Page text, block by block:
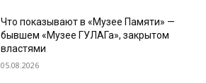
Что показывают в «Музее Памяти» —
бывшем «Музее ГУЛАГа», закрытом
властями
05.08.2026